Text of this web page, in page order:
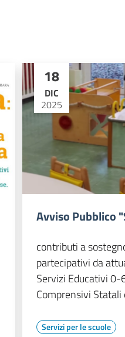
18
DIC
2025
Avviso Pubblico
contributi a
partecipativi da
Servizi Educativi
Comprensivi
Servizi per le scuole